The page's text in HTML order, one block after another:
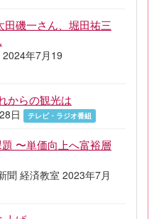
磯一さん、堀田祐三
年7月19
からの観光は
日 テレビ・ラジオ番組
〜単価向上へ富裕層
聞 経済教室 2023年7月